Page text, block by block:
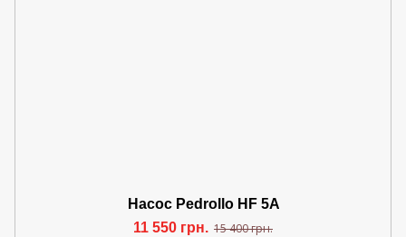
Насос Pedrollo HF 5A
11 550 грн. 15 400 грн.